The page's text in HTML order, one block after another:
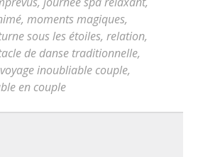
, moments magiques,
sous les étoiles, relation,
de danse traditionnelle,
voyage inoubliable couple,
en couple